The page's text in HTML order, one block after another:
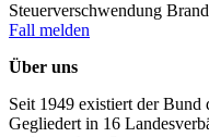
Steuerverschwendung
Fall melden
Über uns
Seit 1949 existiert der Bund
Gegliedert in 16